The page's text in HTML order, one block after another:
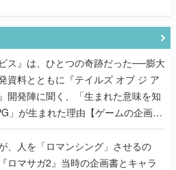
ビス』は、ひとつの奇跡だった──膨大
資料とともに『テイルズ オブ ジ ア
開発陣に聞く、「生まれた意味を知
」が生まれた理由【ゲームの企画
、人を「ロマンシング」させるの
ロマサガ2』当時の企画書とキャラ